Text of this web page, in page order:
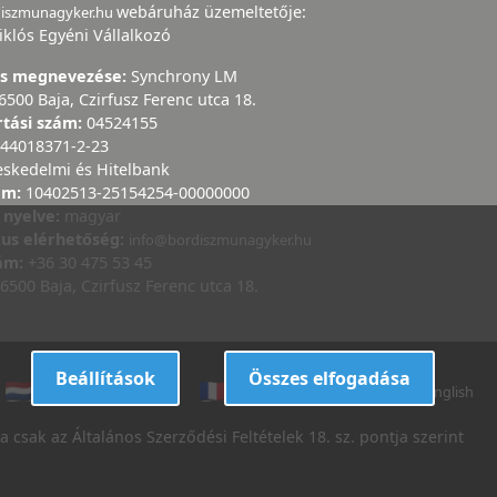
webáruház üzemeltetője:
Egyéni Vállalkozó
megnevezése: Synchrony LM
6500 Baja, Czirfusz Ferenc utca 18.
szám: 04524155
44018371-2-23
és Hitelbank
10402513-25154254-00000000
magyar
elérhetőség:
info@bordiszmunagyker.hu
+36 30 475 53 45
6500 Baja, Czirfusz Ferenc utca 18.
dutch danish french italian english
az Általános Szerződési Feltételek 18. sz. pontja szerint
Beállítások Összes elfogadása